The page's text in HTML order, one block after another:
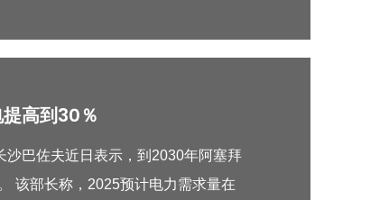
高到30％
沙巴佐夫近日表示，到2030年阿塞拜
该部长称，2025预计电力需求量在